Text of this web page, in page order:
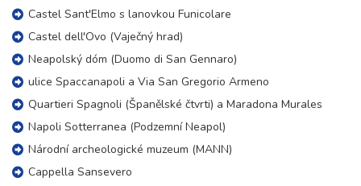
Castel Sant'Elmo s lanovkou Funicolare
Castel dell'Ovo (Vaječný hrad)
Neapolský dóm (Duomo di San Gennaro)
ulice Spaccanapoli a Via San Gregorio Armeno
Quartieri Spagnoli (Španělské čtvrti) a Maradona Murales
Napoli Sotterranea (Podzemní Neapol)
Národní archeologické muzeum (MANN)
Cappella Sansevero